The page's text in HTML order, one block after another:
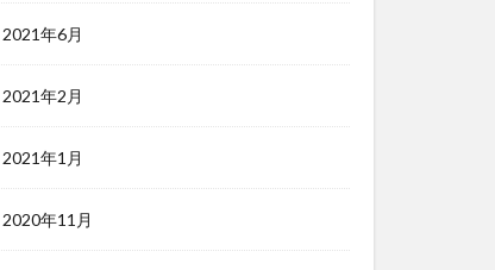
2021年6月
2021年2月
2021年1月
2020年11月